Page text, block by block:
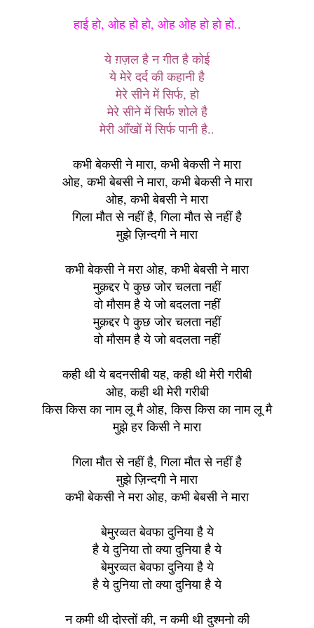
हाई हो, ओह हो हो, ओह ओह हो हो हो..
ये ग़ज़ल है न गीत है कोई
ये मेरे दर्द की कहानी है
मेरे सीने में सिर्फ, हो
मेरे सीने में सिर्फ शोले है
मेरी आँखों में सिर्फ पानी है..
कभी बेकसी ने मारा, कभी बेकसी ने मारा
ओह, कभी बेबसी ने मारा, कभी बेकसी ने मारा
ओह, कभी बेबसी ने मारा
गिला मौत से नहीं है, गिला मौत से नहीं है
मुझे ज़िन्दगी ने मारा
कभी बेकसी ने मरा ओह, कभी बेबसी ने मारा
मुक़द्दर पे कुछ जोर चलता नहीं
वो मौसम है ये जो बदलता नहीं
मुक़द्दर पे कुछ जोर चलता नहीं
वो मौसम है ये जो बदलता नहीं
कही थी ये बदनसीबी यह, कही थी मेरी गरीबी
ओह, कही थी मेरी गरीबी
किस किस का नाम लू मै ओह, किस किस का नाम लू मै
मुझे हर किसी ने मारा
गिला मौत से नहीं है, गिला मौत से नहीं है
मुझे ज़िन्दगी ने मारा
कभी बेकसी ने मरा ओह, कभी बेबसी ने मारा
बेमुरव्वत बेवफा दुनिया है ये
है ये दुनिया तो क्या दुनिया है ये
बेमुरव्वत बेवफा दुनिया है ये
है ये दुनिया तो क्या दुनिया है ये
न कमी थी दोस्तों की, न कमी थी दुश्मनो की